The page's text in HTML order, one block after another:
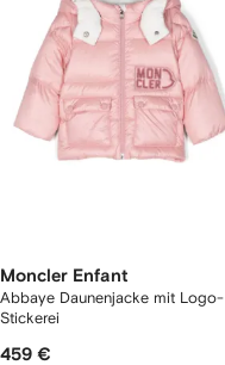
Moncler Enfant
Abbaye Daunenjacke mit Logo-
Stickerei
459 €